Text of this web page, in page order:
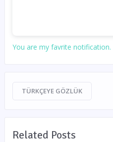
You are my favrite notification.
TÜRKÇEYE GÖZLÜK
Related Posts